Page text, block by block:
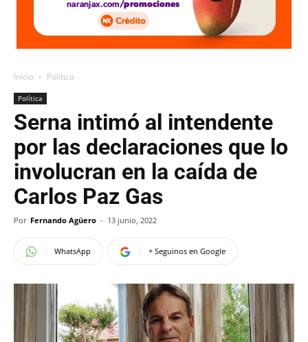
Inicio Política
Política
Serna intimó al intendente
por las declaraciones que lo
involucran en la caída de
Carlos Paz Gas
Por Fernando Agüero - 13 junio, 2022
WhatsApp + Seguinos en Google